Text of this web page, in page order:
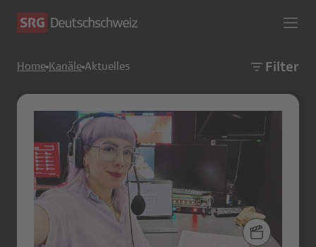
Home Kanäle Aktuelles Filter